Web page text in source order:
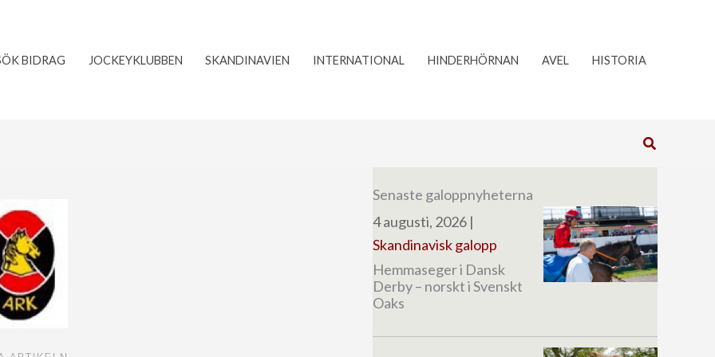
BIDRAG JOCKEYKLUBBEN SKANDINAVIEN INTERNATIONAL HINDERHÖRNAN AVEL HISTORIA
Sök
Senaste galoppnyheterna
4 augusti, 2026 |
Skandinavisk galopp
Hemmaseger i Dansk
Derby – norskt i Svenskt
Oaks